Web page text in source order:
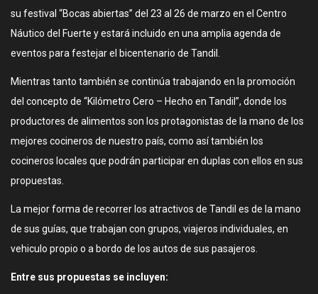
su festival “Bocas abiertas” del 23 al 26 de marzo en el Centro
Náutico del Fuerte y estará incluido en una amplia agenda de
eventos para festejar el bicentenario de Tandil.
Mientras tanto también se continúa trabajando en la promoción
del concepto de “Kilómetro Cero – Hecho en Tandil”, donde los
productores de alimentos son los protagonistas de la mano de los
mejores cocineros de nuestro país, como así también los
cocineros locales que podrán participar en duplas con ellos en sus
propuestas.
La mejor forma de recorrer los atractivos de Tandil es de la mano
de sus guías, que trabajan con grupos, viajeros individuales, en
vehiculo propio o a bordo de los autos de sus pasajeros.
Entre sus propuestas se incluyen: